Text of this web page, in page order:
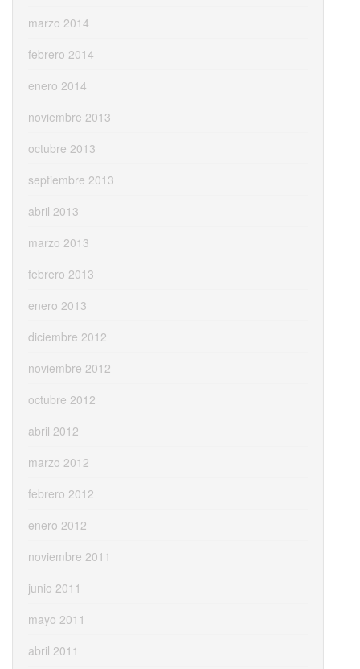
marzo 2014
febrero 2014
enero 2014
noviembre 2013
octubre 2013
septiembre 2013
abril 2013
marzo 2013
febrero 2013
enero 2013
diciembre 2012
noviembre 2012
octubre 2012
abril 2012
marzo 2012
febrero 2012
enero 2012
noviembre 2011
junio 2011
mayo 2011
abril 2011